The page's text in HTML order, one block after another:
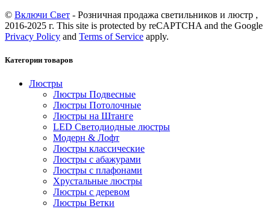
© Включи Свет - Розничная продажа светильников и люстр ,
2016-2025 г. This site is protected by reCAPTCHA and the Google
Privacy Policy and Terms of Service apply.
Категории товаров
Люстры
Люстры Подвесные
Люстры Потолочные
Люстры на Штанге
LED Светодиодные люстры
Модерн & Лофт
Люстры классические
Люстры с абажурами
Люстры с плафонами
Хрустальные люстры
Люстры с деревом
Люстры Ветки